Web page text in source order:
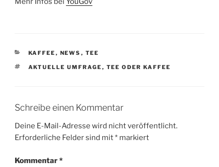
KATEGORIEN
KAFFEE , NEWS , TEE
SCHLAGWÖRTER
AKTUELLE UMFRAGE , TEE ODER KAFFEE
Schreibe einen Kommentar
Deine E-Mail-Adresse wird nicht veröffentlicht.
Erforderliche Felder sind mit* markiert
Kommentar*